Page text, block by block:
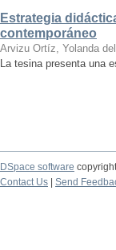
Estrategia
contemporáneo
Arvizu Ortíz, Yolanda
La tesina presenta una
DSpace software
Contact Us
Send